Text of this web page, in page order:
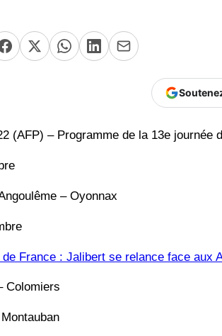
(AFP) – Programme de la 13e
– Oyonnax
de France : Jalibert se relance face aux
Colomiers